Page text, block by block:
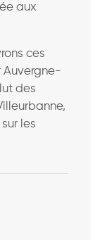
aux
ces
Auvergne-
des
les